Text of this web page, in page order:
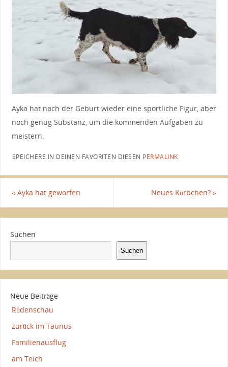
Ayka hat nach der Geburt wieder eine sportliche Figur, aber
noch genug Substanz, um die kommenden Aufgaben zu
meistern.
SPEICHERE IN DEINEN FAVORITEN DIESEN PERMALINK.
«Ayka hat geworfen Neues Körbchen?»
Suchen
Suchen
Neue Beiträge
Rüdenschau
zurück im Taunus
Familienausflug
am Teich